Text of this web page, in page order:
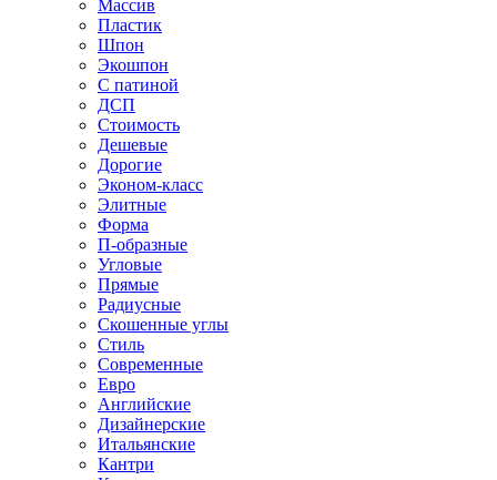
Массив
Пластик
Шпон
Экошпон
С патиной
ДСП
Стоимость
Дешевые
Дорогие
Эконом-класс
Элитные
Форма
П-образные
Угловые
Прямые
Радиусные
Скошенные углы
Стиль
Современные
Евро
Английские
Дизайнерские
Итальянские
Кантри